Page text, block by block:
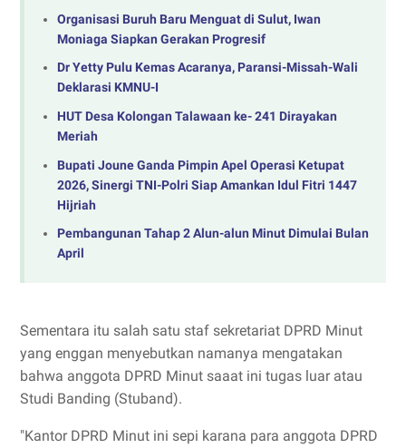
Organisasi Buruh Baru Menguat di Sulut, Iwan
Moniaga Siapkan Gerakan Progresif
Dr Yetty Pulu Kemas Acaranya, Paransi-Missah-Wali
Deklarasi KMNU-I
HUT Desa Kolongan Talawaan ke- 241 Dirayakan
Meriah
Bupati Joune Ganda Pimpin Apel Operasi Ketupat
2026, Sinergi TNI-Polri Siap Amankan Idul Fitri 1447
Hijriah
Pembangunan Tahap 2 Alun-alun Minut Dimulai Bulan
April
Sementara itu salah satu staf sekretariat DPRD Minut
yang enggan menyebutkan namanya mengatakan
bahwa anggota DPRD Minut saaat ini tugas luar atau
Studi Banding (Stuband).
"Kantor DPRD Minut ini sepi karana para anggota DPRD